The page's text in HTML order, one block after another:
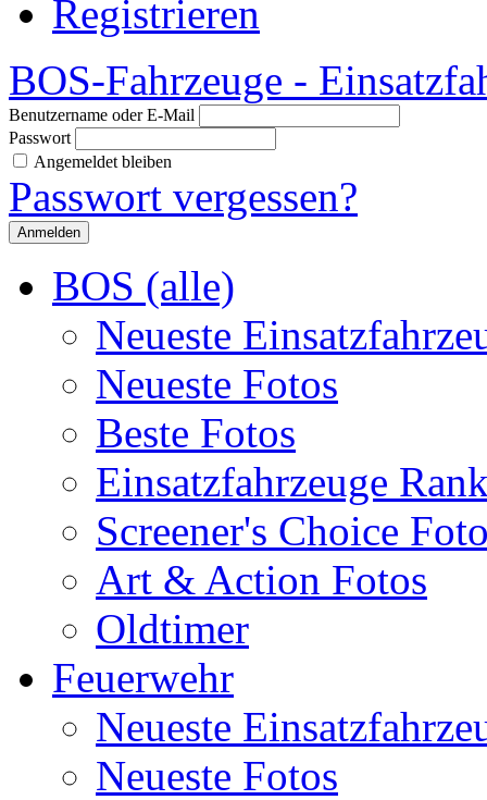
Registrieren
BOS-Fahrzeuge -
Benutzername oder E-Mail
Passwort
Angemeldet bleiben
Passwort vergessen?
BOS (alle)
Neueste
Neueste Fotos
Beste Fotos
Einsatzfahrzeuge
Screener's Choice
Art & Action Fotos
Oldtimer
Feuerwehr
Neueste
Neueste Fotos